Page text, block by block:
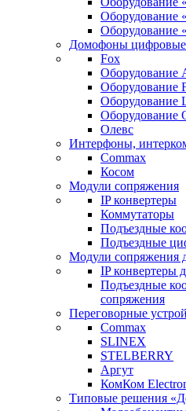
Оборудование
Оборудование
Домофоны цифровые
Fox
Оборудование
Оборудование
Оборудование
Оборудование
Олевс
Интерфоны,
Commax
Косом
Модули сопряжения
IP конвертеры
Коммутаторы
Подъездные
Подъездные
Модули сопряжения
IP конвертеры
Подъездные
сопряжения
Переговорные
Commax
SLINEX
STELBERRY
Аргут
КомКом
Типовые решения